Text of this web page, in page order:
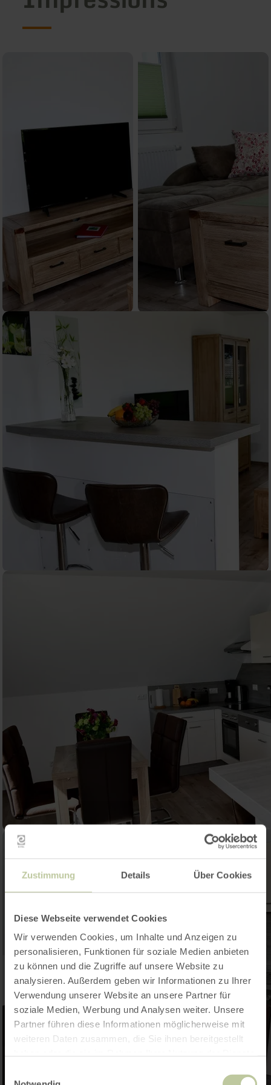
Zustimmung Details Über Cookies
Diese Webseite verwendet Cookies
Wir verwenden Cookies, um Inhalte und Anzeigen zu
personalisieren, Funktionen für soziale Medien anbieten
zu können und die Zugriffe auf unsere Website zu
analysieren. Außerdem geben wir Informationen zu Ihrer
Verwendung unserer Website an unsere Partner für
soziale Medien, Werbung und Analysen weiter. Unsere
Partner führen diese Informationen möglicherweise mit
weiteren Daten zusammen, die Sie ihnen bereitgestellt